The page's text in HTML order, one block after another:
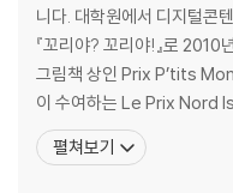
니다. 대학원에서 디지털콘
『꼬리야? 꼬리야!』로
그림책 상인 Prix P’tits
이 수여하는 Le Prix Nord
생일날이렷다』로 대한민국
린 책으로 『일곱 빛깔 요정들의
펼쳐보기